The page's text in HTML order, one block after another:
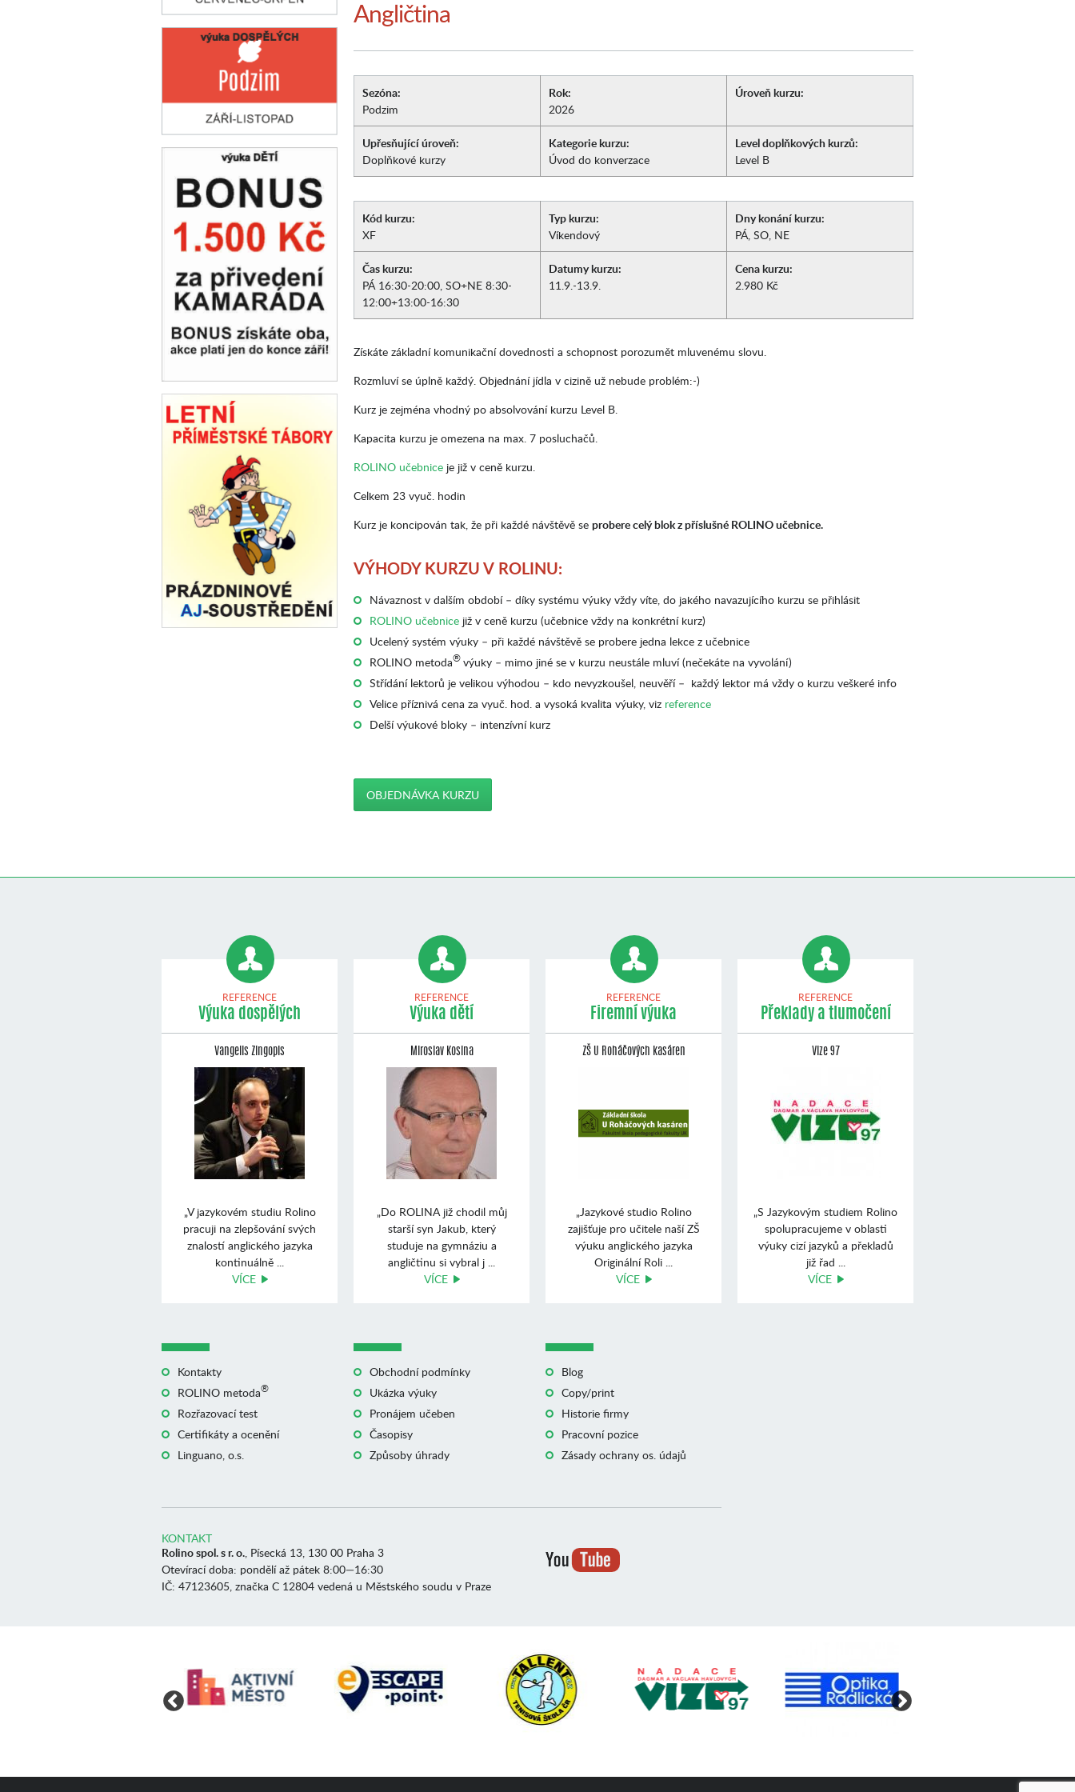
Angličtina
Sezóna:
Podzim
Rok:
2026
Úroveň kurzu:
Upřesňující úroveň:
Doplňkové kurzy
Kategorie kurzu:
Úvod do konverzace
Level doplňkových kurzů:
Level B
Kód kurzu:
XF
Typ kurzu:
Víkendový
Dny konání kurzu:
PÁ, SO, NE
Čas kurzu:
PÁ 16:30-20:00, SO+NE 8:30-
12:00+13:00-16:30
Datumy kurzu:
11.9.-13.9.
Cena kurzu:
2.980 Kč
Získáte základní komunikační dovednosti a schopnost porozumět mluvenému slovu.
Rozmluví se úplně každý. Objednání jídla v cizině už nebude problém:-)
Kurz je zejména vhodný po absolvování kurzu Level B.
Kapacita kurzu je omezena na max. 7 posluchačů.
ROLINO učebnice je již v ceně kurzu.
Celkem 23 vyuč. hodin
Kurz je koncipován tak, že při každé návštěvě se probere celý blok z příslušné ROLINO učebnice.
VÝHODY KURZU V ROLINU:
Návaznost v dalším období – díky systému výuky vždy víte, do jakého navazujícího kurzu se přihlásit
ROLINO učebnice již v ceně kurzu (učebnice vždy na konkrétní kurz)
Ucelený systém výuky – při každé návštěvě se probere jedna lekce z učebnice
ROLINO metoda®výuky – mimo jiné se v kurzu neustále mluví (nečekáte na vyvolání)
Střídání lektorů je velikou výhodou – kdo nevyzkoušel, neuvěří – každý lektor má vždy o kurzu veškeré info
Velice příznivá cena za vyuč. hod. a vysoká kvalita výuky, viz reference
Delší výukové bloky – intenzívní kurz
OBJEDNÁVKA KURZU
REFERENCE
Výuka dospělých
Vangelis Zingopis
„V jazykovém studiu Rolino
pracuji na zlepšování svých
znalostí anglického jazyka
kontinuálně ...
VÍCE
REFERENCE
Výuka dětí
Miroslav Kosina
„Do ROLINA již chodil můj
starší syn Jakub, který
studuje na gymnáziu a
angličtinu si vybral j ...
VÍCE
REFERENCE
Firemní výuka
ZŠ U Roháčových kasáren
„Jazykové studio Rolino
zajišťuje pro učitele naší ZŠ
výuku anglického jazyka
Originální Roli ...
VÍCE
REFERENCE
Překlady a tlumočení
Vize 97
„S Jazykovým studiem Rolino
spolupracujeme v oblasti
výuky cizí jazyků a překladů
již řad ...
VÍCE
Kontakty
ROLINO metoda®
Rozřazovací test
Certifikáty a ocenění
Linguano, o.s.
Obchodní podmínky
Ukázka výuky
Pronájem učeben
Časopisy
Způsoby úhrady
Blog
Copy/print
Historie firmy
Pracovní pozice
Zásady ochrany os. údajů
KONTAKT
Rolino spol. s r. o., Písecká 13, 130 00 Praha 3
Otevírací doba: pondělí až pátek 8:00—16:30
IČ: 47123605, značka C 12804 vedená u Městského soudu v Praze